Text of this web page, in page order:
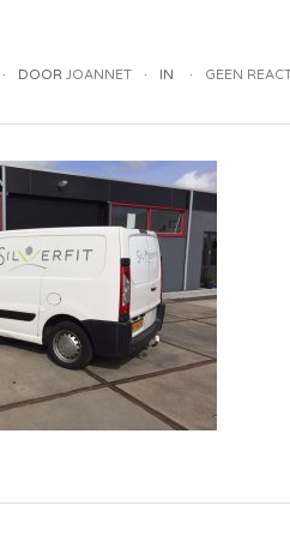
DOOR JOANNET IN GEEN